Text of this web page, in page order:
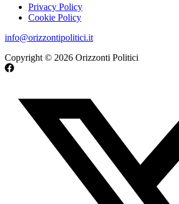
Privacy Policy
Cookie Policy
info@orizzontipolitici.it
Copyright © 2026 Orizzonti Politici